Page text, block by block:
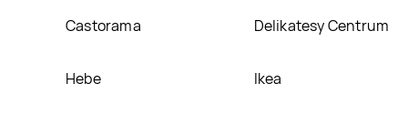
Castorama Delikatesy Centrum
Hebe Ikea